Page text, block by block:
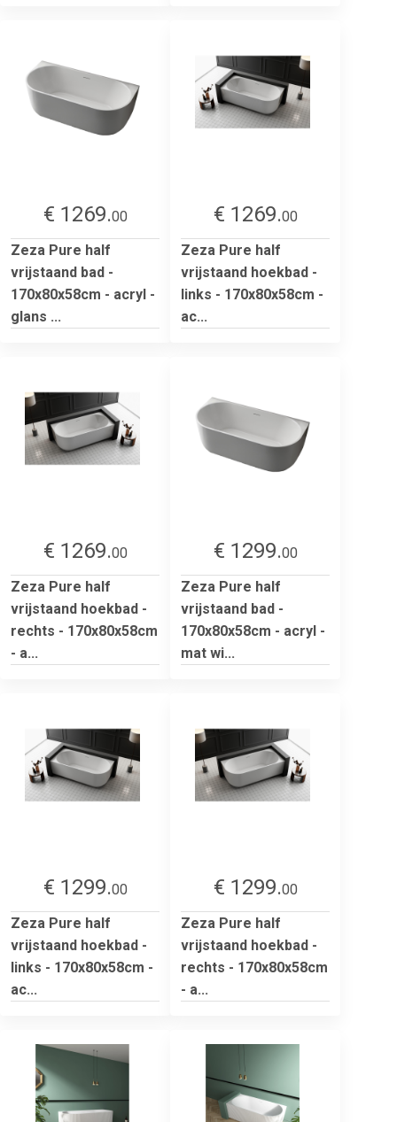
€ 1269.00
Zeza Pure half
vrijstaand bad -
170x80x58cm - acryl -
glans ...
€ 1269.00
Zeza Pure half
vrijstaand hoekbad -
links - 170x80x58cm -
ac...
€ 1269.00
Zeza Pure half
vrijstaand hoekbad -
rechts - 170x80x58cm
- a...
€ 1299.00
Zeza Pure half
vrijstaand bad -
170x80x58cm - acryl -
mat wi...
€ 1299.00
Zeza Pure half
vrijstaand hoekbad -
links - 170x80x58cm -
ac...
€ 1299.00
Zeza Pure half
vrijstaand hoekbad -
rechts - 170x80x58cm
- a...